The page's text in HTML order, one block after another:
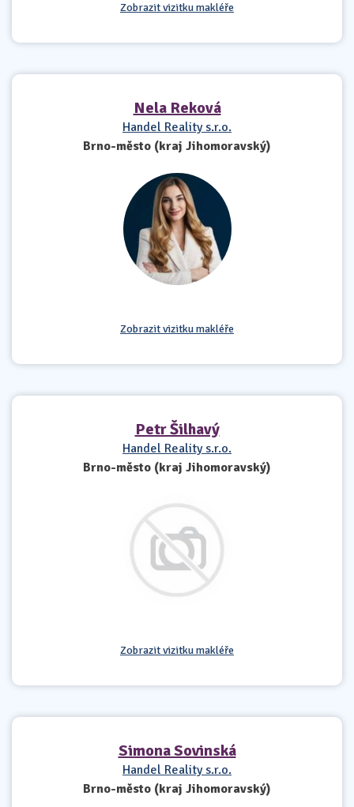
Zobrazit vizitku makléře
Nela Reková
Handel Reality s.r.o.
Brno-město (kraj Jihomoravský)
Zobrazit vizitku makléře
Petr Šilhavý
Handel Reality s.r.o.
Brno-město (kraj Jihomoravský)
Zobrazit vizitku makléře
Simona Sovinská
Handel Reality s.r.o.
Brno-město (kraj Jihomoravský)